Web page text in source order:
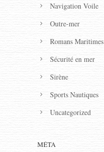
Navigation Voile
Outre-mer
Romans Maritimes
Sécurité en mer
Sirène
Sports Nautiques
Uncategorized
MÉTA